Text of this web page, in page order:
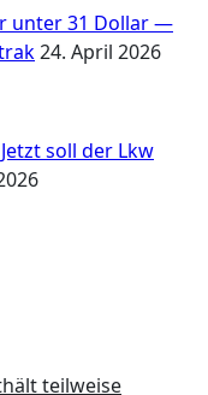
unter 31 Dollar —
24. April 2026
soll der Lkw
teilweise